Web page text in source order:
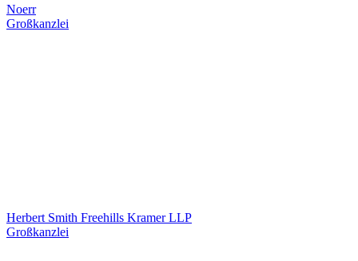
Noerr
Großkanzlei
Herbert Smith Freehills Kramer LLP
Großkanzlei